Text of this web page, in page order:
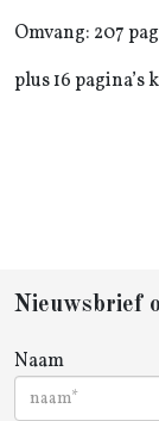
Omvang: 207
plus 16
Nieuwsbrief
Naam